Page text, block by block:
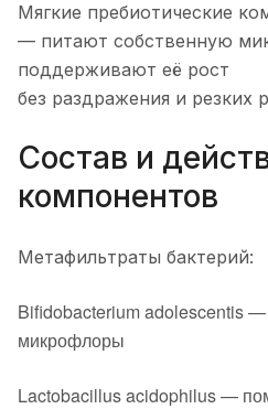
Мягкие пребиотические
— питают собственную
поддерживают её рост
без раздражения и резких
Состав и
компонентов
Метафильтраты бактерий:
Bifidobacterium adolescentis
микрофлоры
Lactobacillus acidophilus —